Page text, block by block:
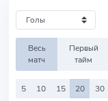
Весь
матч
Первый
тайм
5 10 15 20 30